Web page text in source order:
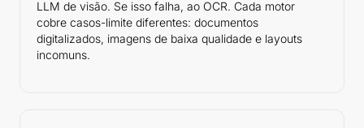
LLM de visão. Se isso falha, ao OCR. Cada motor
cobre casos-limite diferentes: documentos
digitalizados, imagens de baixa qualidade e layouts
incomuns.